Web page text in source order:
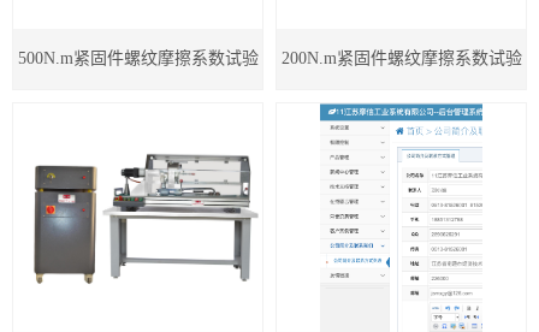
500N.m紧固件螺纹摩擦系数试验 200N.m紧固件螺纹摩擦系数试验
机